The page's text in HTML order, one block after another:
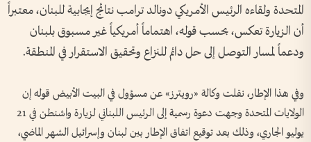
المتحدة ولقاءه الرئيس الأمريكي دونالد ترامب نتائج إيجابية للبنان، معتبراً
أن الزيارة تعكس، بحسب قوله، اهتماماً أمريكياً غير مسبوق بلبنان
ودعماً لمسار التوصل إلى حل دائم للنزاع وتحقيق الاستقرار في المنطقة.
وفي هذا الإطار، نقلت وكالة «رويترز» عن مسؤول في البيت الأبيض قوله إن
الولايات المتحدة وجهت دعوة رسمية إلى الرئيس اللبناني لزيارة واشنطن في 21
يوليو الجاري، وذلك بعد توقيع اتفاق الإطار بين لبنان وإسرائيل الشهر الماضي،